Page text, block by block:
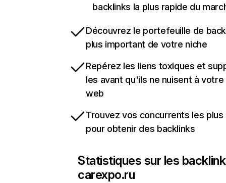
backlinks la plus rapide du
Découvrez le portefeuille de
plus important de votre niche
Repérez les liens toxiques et
les avant qu'ils ne nuisent à
web
Trouvez vos concurrents les
pour obtenir des backlinks
Statistiques sur les
carexpo.ru